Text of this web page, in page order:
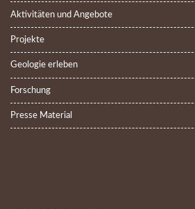
Aktivitäten und Angebote
Projekte
Geologie erleben
Forschung
Presse Material